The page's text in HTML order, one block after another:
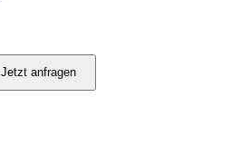
Jetzt anfragen